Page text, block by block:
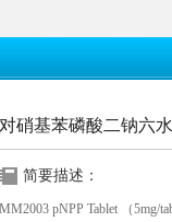
对硝基苯磷酸二钠六
简要描述：
MM2003 pNPP Tablet （5mg/